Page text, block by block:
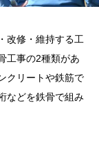
改修・維持する工
工事の2種類があ
クリートや鉄筋で
などを鉄骨で組み